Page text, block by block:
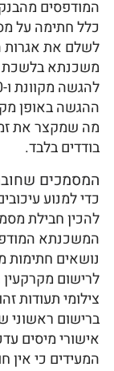
המודפסים
כלל חתימה על
ההגשה באופן
בודדים בלבד.
המסמכים
כדי למנוע
להכין חבילת
המשכנתא
נושאים חתימות
לרישום
צילומי תעודות
ברישום ראשוני
אישורי מיסים
המעידים כי אין